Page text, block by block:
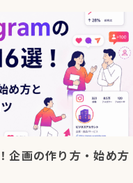
画の作り方・始め方